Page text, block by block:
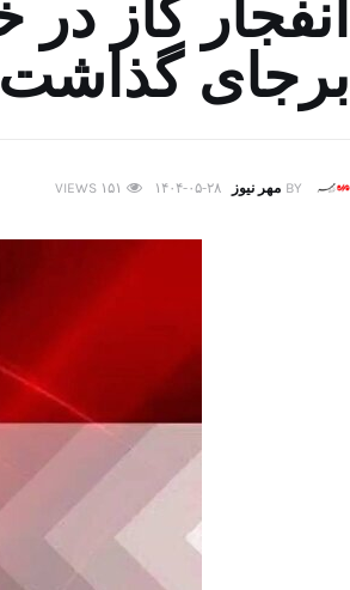
برجای گذاشت
BY مهر نیوز ۱۴۰۴-۰۵-۲۸ ۱۵۱ VIEWS